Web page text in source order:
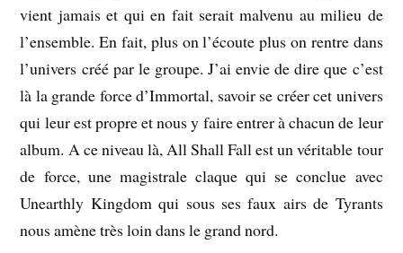
vient jamais et qui en fait serait malvenu au milieu de
l’ensemble. En fait, plus on l’écoute plus on rentre dans
l’univers créé par le groupe. J’ai envie de dire que c’est
là la grande force d’Immortal, savoir se créer cet univers
qui leur est propre et nous y faire entrer à chacun de leur
album. A ce niveau là, All Shall Fall est un véritable tour
de force, une magistrale claque qui se conclue avec
Unearthly Kingdom qui sous ses faux airs de Tyrants
nous amène très loin dans le grand nord.